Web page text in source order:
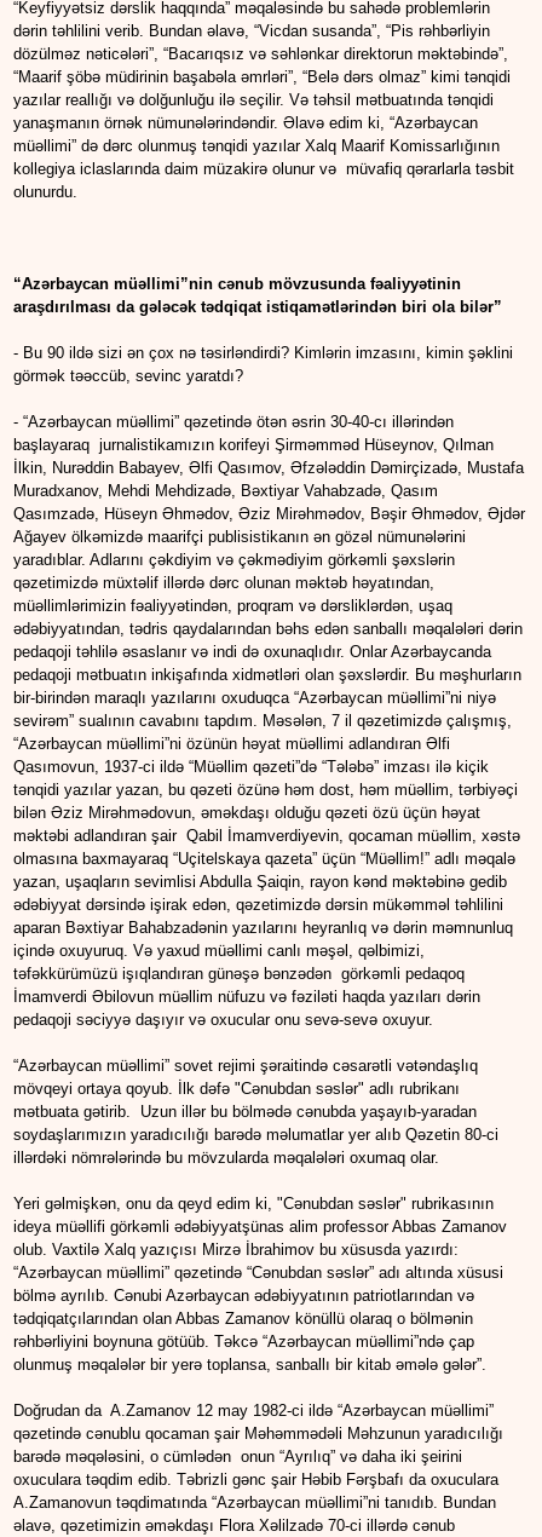
“Keyfiyyətsiz dərslik haqqında” məqaləsində bu sahədə problemlərin
dərin təhlilini verib. Bundan əlavə, “Vicdan susanda”, “Pis rəhbərliyin
dözülməz nəticələri”, “Bacarıqsız və səhlənkar direktorun məktəbində”,
“Maarif şöbə müdirinin başabəla əmrləri”, “Belə dərs olmaz” kimi tənqidi
yazılar reallığı və dolğunluğu ilə seçilir. Və təhsil mətbuatında tənqidi
yanaşmanın örnək nümunələrindəndir. Əlavə edim ki, “Azərbaycan
müəllimi” də dərc olunmuş tənqidi yazılar Xalq Maarif Komissarlığının
kollegiya iclaslarında daim müzakirə olunur və müvafiq qərarlarla təsbit
olunurdu.
“Azərbaycan müəllimi”nin cənub mövzusunda fəaliyyətinin
araşdırılması da gələcək tədqiqat istiqamətlərindən biri ola bilər”
- Bu 90 ildə sizi ən çox nə təsirləndirdi? Kimlərin imzasını, kimin şəklini
görmək təəccüb, sevinc yaratdı?
- “Azərbaycan müəllimi” qəzetində ötən əsrin 30-40-cı illərindən
başlayaraq jurnalistikamızın korifeyi Şirməmməd Hüseynov, Qılman
İlkin, Nurəddin Babayev, Əlfi Qasımov, Əfzələddin Dəmirçizadə, Mustafa
Muradxanov, Mehdi Mehdizadə, Bəxtiyar Vahabzadə, Qasım
Qasımzadə, Hüseyn Əhmədov, Əziz Mirəhmədov, Bəşir Əhmədov, Əjdər
Ağayev ölkəmizdə maarifçi publisistikanın ən gözəl nümunələrini
yaradıblar. Adlarını çəkdiyim və çəkmədiyim görkəmli şəxslərin
qəzetimizdə müxtəlif illərdə dərc olunan məktəb həyatından,
müəllimlərimizin fəaliyyətindən, proqram və dərsliklərdən, uşaq
ədəbiyyatından, tədris qaydalarından bəhs edən sanballı məqalələri dərin
pedaqoji təhlilə əsaslanır və indi də oxunaqlıdır. Onlar Azərbaycanda
pedaqoji mətbuatın inkişafında xidmətləri olan şəxslərdir. Bu məşhurların
bir-birindən maraqlı yazılarını oxuduqca “Azərbaycan müəllimi”ni niyə
sevirəm” sualının cavabını tapdım. Məsələn, 7 il qəzetimizdə çalışmış,
“Azərbaycan müəllimi”ni özünün həyat müəllimi adlandıran Əlfi
Qasımovun, 1937-ci ildə “Müəllim qəzeti”də “Tələbə” imzası ilə kiçik
tənqidi yazılar yazan, bu qəzeti özünə həm dost, həm müəllim, tərbiyəçi
bilən Əziz Mirəhmədovun, əməkdaşı olduğu qəzeti özü üçün həyat
məktəbi adlandıran şair Qabil İmamverdiyevin, qocaman müəllim, xəstə
olmasına baxmayaraq “Uçitelskaya qazeta” üçün “Müəllim!” adlı məqalə
yazan, uşaqların sevimlisi Abdulla Şaiqin, rayon kənd məktəbinə gedib
ədəbiyyat dərsində işirak edən, qəzetimizdə dərsin mükəmməl təhlilini
aparan Bəxtiyar Bahabzadənin yazılarını heyranlıq və dərin məmnunluq
içində oxuyuruq. Və yaxud müəllimi canlı məşəl, qəlbimizi,
təfəkkürümüzü işıqlandıran günəşə bənzədən görkəmli pedaqoq
İmamverdi Əbilovun müəllim nüfuzu və fəziləti haqda yazıları dərin
pedaqoji səciyyə daşıyır və oxucular onu sevə-sevə oxuyur.
“Azərbaycan müəllimi” sovet rejimi şəraitində cəsarətli vətəndaşlıq
mövqeyi ortaya qoyub. İlk dəfə "Cənubdan səslər" adlı rubrikanı
mətbuata gətirib. Uzun illər bu bölmədə cənubda yaşayıb-yaradan
soydaşlarımızın yaradıcılığı barədə məlumatlar yer alıb Qəzetin 80-ci
illərdəki nömrələrində bu mövzularda məqalələri oxumaq olar.
Yeri gəlmişkən, onu da qeyd edim ki, "Cənubdan səslər" rubrikasının
ideya müəllifi görkəmli ədəbiyyatşünas alim professor Abbas Zamanov
olub. Vaxtilə Xalq yazıçısı Mirzə İbrahimov bu xüsusda yazırdı:
“Azərbaycan müəllimi” qəzetində “Cənubdan səslər” adı altında xüsusi
bölmə ayrılıb. Cənubi Azərbaycan ədəbiyyatının patriotlarından və
tədqiqatçılarından olan Abbas Zamanov könüllü olaraq o bölmənin
rəhbərliyini boynuna götüüb. Təkcə “Azərbaycan müəllimi”ndə çap
olunmuş məqalələr bir yerə toplansa, sanballı bir kitab əmələ gələr”.
Doğrudan da A.Zamanov 12 may 1982-ci ildə “Azərbaycan müəllimi”
qəzetində cənublu qocaman şair Məhəmmədəli Məhzunun yaradıcılığı
barədə məqələsini, o cümlədən onun “Ayrılıq” və daha iki şeirini
oxuculara təqdim edib. Təbrizli gənc şair Həbib Fərşbafı da oxuculara
A.Zamanovun təqdimatında “Azərbaycan müəllimi”ni tanıdıb. Bundan
əlavə, qəzetimizin əməkdaşı Flora Xəlilzadə 70-ci illərdə cənub